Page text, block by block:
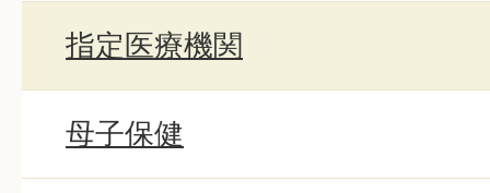
指定医療機関
母子保健